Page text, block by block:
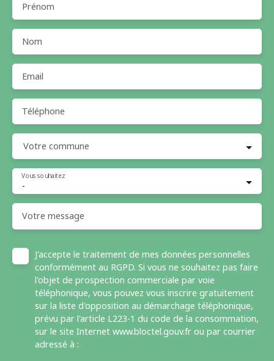
Prénom
Nom
Email
Téléphone
Votre commune
-
Vous souhaitez
Votre message
J'accepte le traitement de mes données personnelles
conformément au RGPD. Si vous ne souhaitez pas faire
l'objet de prospection commerciale par voie
téléphonique, vous pouvez vous inscrire gratuitement
sur la liste d'opposition au démarchage téléphonique,
prévu par l'article L223-1 du code de la consommation,
sur le site Internet www.bloctel.gouv.fr ou par courrier
adressé à :